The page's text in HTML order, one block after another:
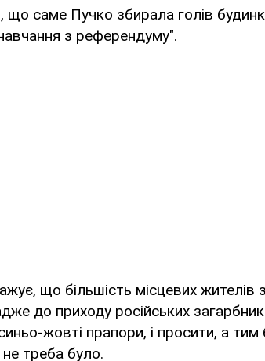
що саме Пучко збирала голів
з референдуму".
що більшість місцевих жителів
до приходу російських
жовті прапори, і просити, а
не треба було.